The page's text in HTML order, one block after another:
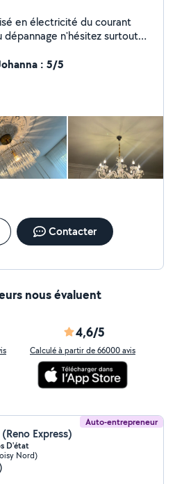
en électricité du courant
n'hésitez surtout
: 5/5
Contacter
nous évaluent
4,6/5
Calculé à partir de 66000 avis
Auto-entrepreneur
Express)
D'état
Nord)